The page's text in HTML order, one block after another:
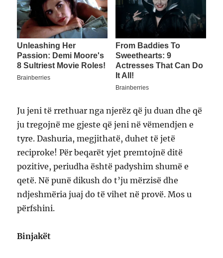
Ju jeni të rrethuar nga njerëz që ju duan dhe që
ju tregojnë me gjeste që jeni në vëmendjen e
tyre. Dashuria, megjithatë, duhet të jetë
reciproke! Për beqarët yjet premtojnë ditë
pozitive, periudha është padyshim shumë e
qetë. Në punë dikush do t’ju mërzisë dhe
ndjeshmëria juaj do të vihet në provë. Mos u
përfshini.
Binjakët